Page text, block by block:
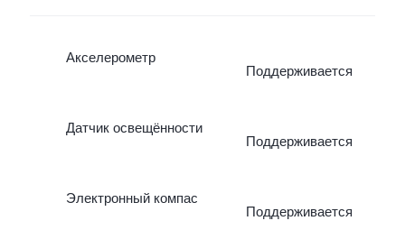
Акселерометр
Поддерживается
Датчик освещённости
Поддерживается
Электронный компас
Поддерживается